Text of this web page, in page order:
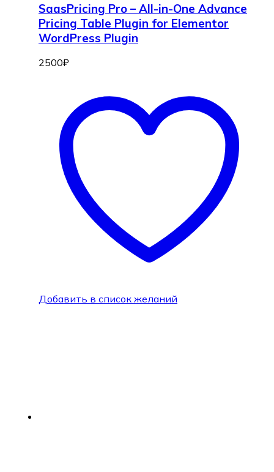
SaasPricing Pro – All-in-One Advance
Pricing Table Plugin for Elementor
WordPress Plugin
2500₽
Добавить в список желаний